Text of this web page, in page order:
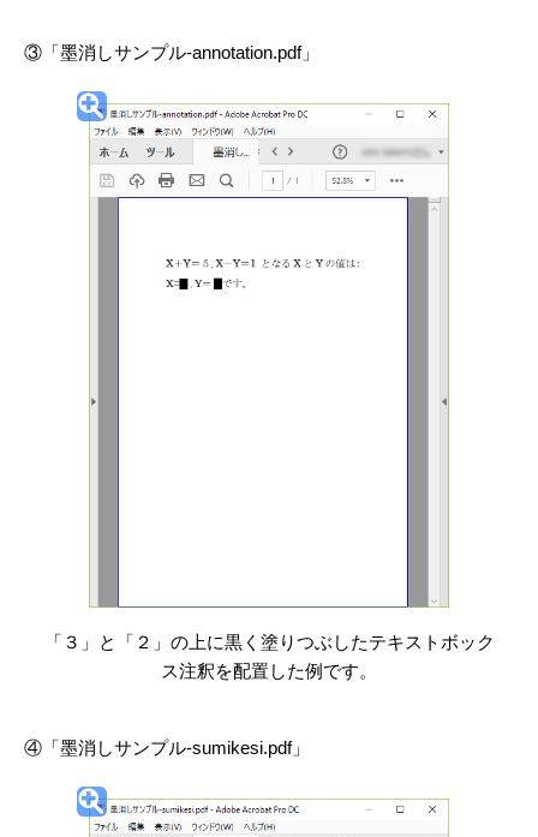
③「墨消しサンプル-annotation.pdf」
「３」と「２」の上に黒く塗りつぶしたテキストボック
ス注釈を配置した例です。
④「墨消しサンプル-sumikesi.pdf」